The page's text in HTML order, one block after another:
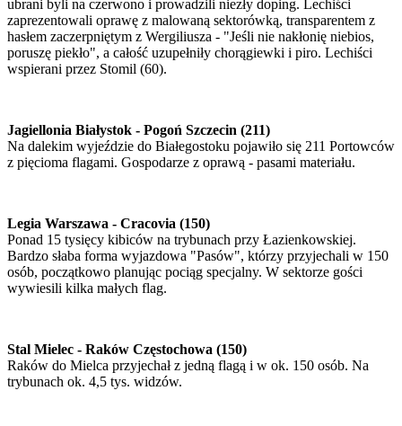
ubrani byli na czerwono i prowadzili niezły doping. Lechiści
zaprezentowali oprawę z malowaną sektorówką, transparentem z
hasłem zaczerpniętym z Wergiliusza - "Jeśli nie nakłonię niebios,
poruszę piekło", a całość uzupełniły chorągiewki i piro. Lechiści
wspierani przez Stomil (60).
Jagiellonia Białystok - Pogoń Szczecin (211)
Na dalekim wyjeździe do Białegostoku pojawiło się 211 Portowców
z pięcioma flagami. Gospodarze z oprawą - pasami materiału.
Legia Warszawa - Cracovia (150)
Ponad 15 tysięcy kibiców na trybunach przy Łazienkowskiej.
Bardzo słaba forma wyjazdowa "Pasów", którzy przyjechali w 150
osób, początkowo planując pociąg specjalny. W sektorze gości
wywiesili kilka małych flag.
Stal Mielec - Raków Częstochowa (150)
Raków do Mielca przyjechał z jedną flagą i w ok. 150 osób. Na
trybunach ok. 4,5 tys. widzów.